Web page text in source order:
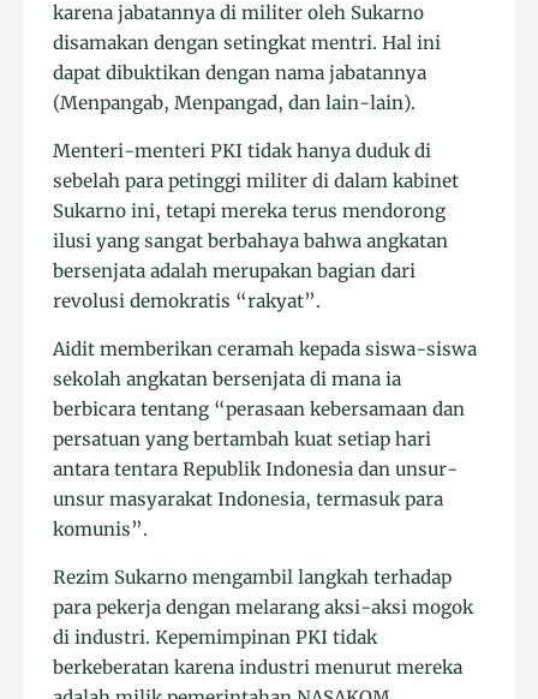
karena jabatannya di militer oleh Sukarno
disamakan dengan setingkat mentri. Hal ini
dapat dibuktikan dengan nama jabatannya
(Menpangab, Menpangad, dan lain-lain).
Menteri-menteri PKI tidak hanya duduk di
sebelah para petinggi militer di dalam kabinet
Sukarno ini, tetapi mereka terus mendorong
ilusi yang sangat berbahaya bahwa angkatan
bersenjata adalah merupakan bagian dari
revolusi demokratis “rakyat”.
Aidit memberikan ceramah kepada siswa-siswa
sekolah angkatan bersenjata di mana ia
berbicara tentang “perasaan kebersamaan dan
persatuan yang bertambah kuat setiap hari
antara tentara Republik Indonesia dan unsur-
unsur masyarakat Indonesia, termasuk para
komunis”.
Rezim Sukarno mengambil langkah terhadap
para pekerja dengan melarang aksi-aksi mogok
di industri. Kepemimpinan PKI tidak
berkeberatan karena industri menurut mereka